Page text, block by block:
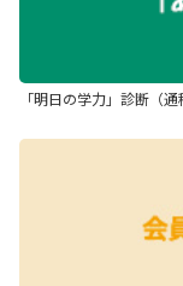
「明日の学力」診断（